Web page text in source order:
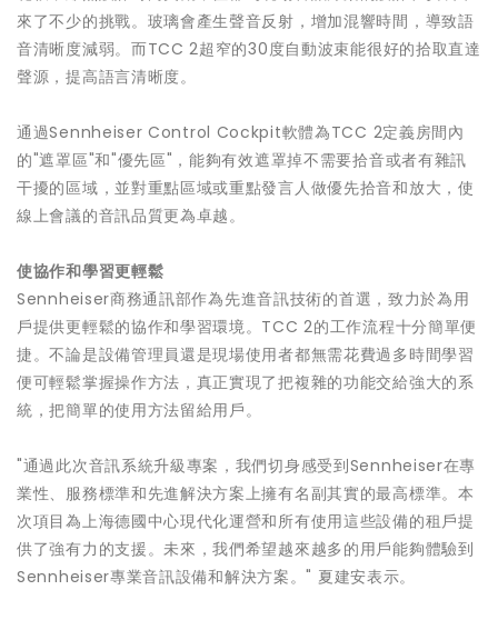
來了不少的挑戰。玻璃會產生聲音反射，增加混響時間，導致語
音清晰度減弱。而TCC 2超窄的30度自動波束能很好的拾取直達
聲源，提高語言清晰度。
通過Sennheiser Control Cockpit軟體為TCC 2定義房間內
的"遮罩區"和"優先區"，能夠有效遮罩掉不需要拾音或者有雜訊
干擾的區域，並對重點區域或重點發言人做優先拾音和放大，使
線上會議的音訊品質更為卓越。
使協作和學習更輕鬆
Sennheiser商務通訊部作為先進音訊技術的首選，致力於為用
戶提供更輕鬆的協作和學習環境。TCC 2的工作流程十分簡單便
捷。不論是設備管理員還是現場使用者都無需花費過多時間學習
便可輕鬆掌握操作方法，真正實現了把複雜的功能交給強大的系
統，把簡單的使用方法留給用戶。
"通過此次音訊系統升級專案，我們切身感受到Sennheiser在專
業性、服務標準和先進解決方案上擁有名副其實的最高標準。本
次項目為上海德國中心現代化運營和所有使用這些設備的租戶提
供了強有力的支援。未來，我們希望越來越多的用戶能夠體驗到
Sennheiser專業音訊設備和解決方案。" 夏建安表示。